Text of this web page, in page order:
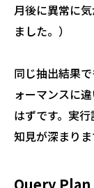
月後に異常に
ました。）
同じ抽出結果
ォーマンスに
はずです。実
知見が深まりま